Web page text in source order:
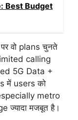
Best Budget
वो plans चुनते
calling
5G Data +
में users को
metro
ज्यादा मजबूत है।